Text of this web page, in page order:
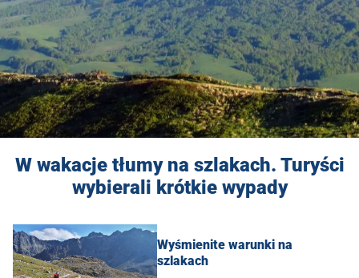
W wakacje tłumy na szlakach. Turyści
wybierali krótkie wypady
Wyśmienite warunki na
szlakach